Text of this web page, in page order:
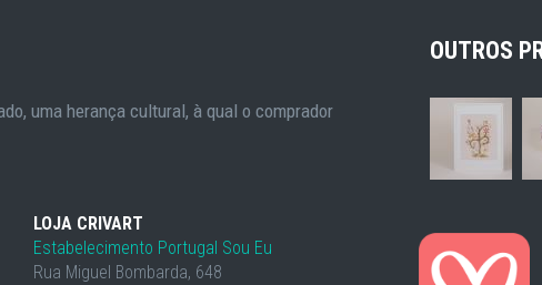
uma herança cultural, à qual o comprador
LOJA CRIVART
Estabelecimento Portugal Sou Eu
Rua Miguel Bombarda, 648
OUTROS